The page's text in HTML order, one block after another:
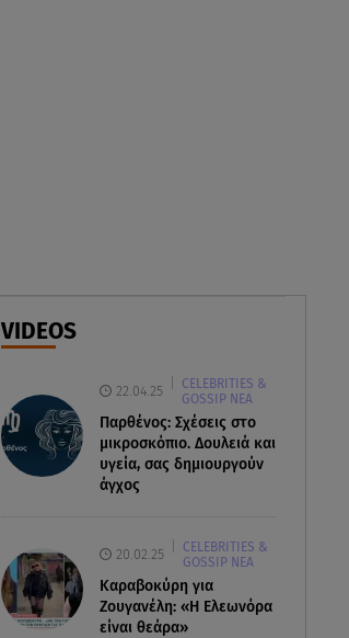
Stars System: Γιορτάζει 20
VIDEOS
22.04.25
CELEBRITIES &
GOSSIP ΝΕΑ
Παρθένος: Σχέσεις στο
μικροσκόπιο. Δουλειά και
υγεία, σας δημιουργούν
άγχος
20.02.25
CELEBRITIES &
GOSSIP ΝΕΑ
Καραβοκύρη για
Ζουγανέλη: «Η Ελεωνόρα
είναι θεάρα»